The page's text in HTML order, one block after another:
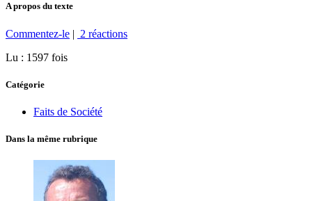
A propos du texte
Commentez-le | 2 réactions
Lu : 1597 fois
Catégorie
Faits de Société
Dans la même rubrique